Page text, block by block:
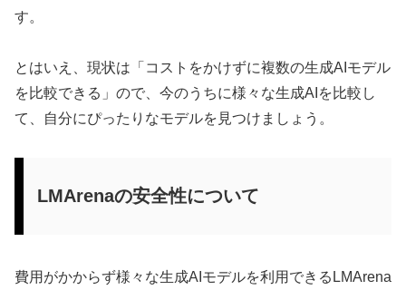
す。
とはいえ、現状は「コストをかけずに複数の生成AIモデル
を比較できる」ので、今のうちに様々な生成AIを比較し
て、自分にぴったりなモデルを見つけましょう。
LMArenaの安全性について
費用がかからず様々な生成AIモデルを利用できるLMArena